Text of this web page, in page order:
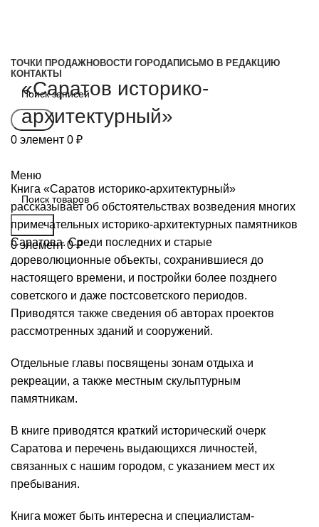
ТОЧКИ ПРОДАЖНОВОСТИ ГОРОДАПИСЬМО В РЕДАКЦИЮ
КОНТАКТЫ
Поиск
0 элемент 0 ₽
Меню
Поиск
0элемент 0₽
«Саратов историко-
архитектурный»
Книга «Саратов историко-архитектурный»
рассказывает об обстоятельствах возведения многих
примечательных историко-архитектурных памятников
Саратова. Среди последних и старые
дореволюционные объекты, сохранившиеся до
настоящего времени, и постройки более позднего
советского и даже постсоветского периодов.
Приводятся также сведения об авторах проектов
рассмотренных зданий и сооружений.
Отдельные главы посвящены зонам отдыха и
рекреации, а также местным скульптурным
памятникам.
В книге приводятся краткий исторический очерк
Саратова и перечень выдающихся личностей,
связанных с нашим городом, с указанием мест их
пребывания.
Книга может быть интересна и специалистам-